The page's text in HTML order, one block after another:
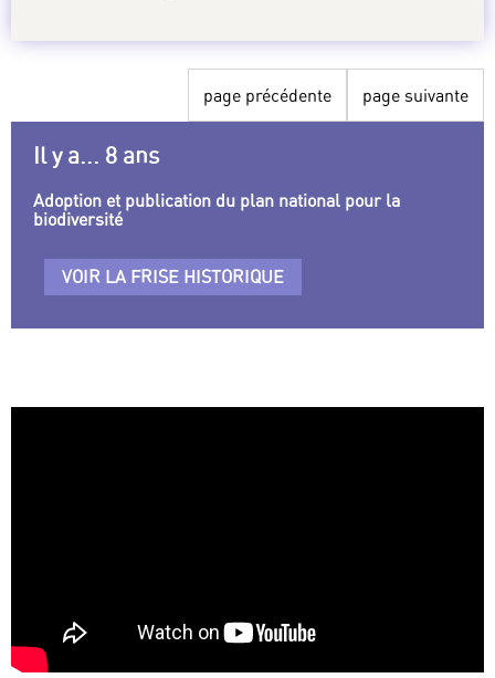
page précédente page suivante
Il y a... 8 ans
Adoption et publication du plan national pour la
biodiversité
VOIR LA FRISE HISTORIQUE